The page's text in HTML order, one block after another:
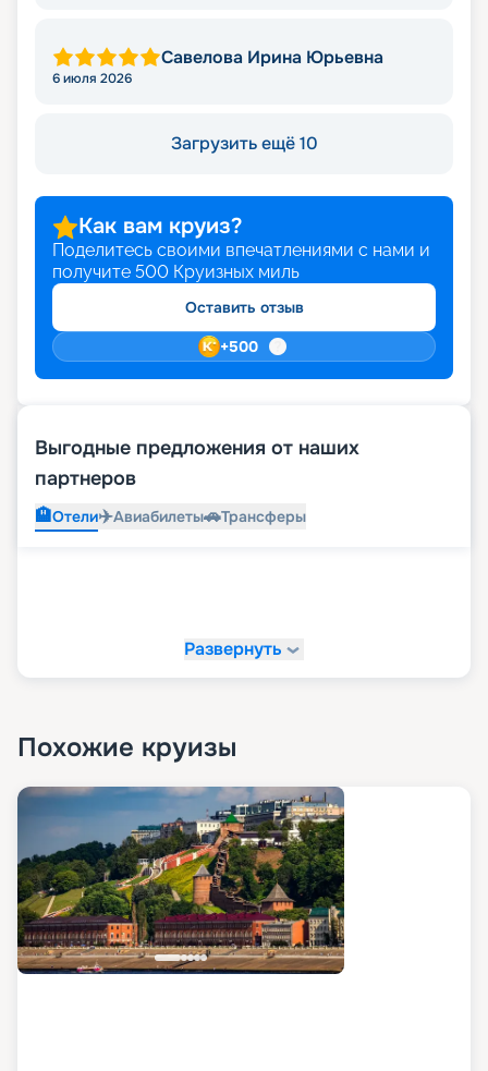
Савелова Ирина Юрьевна
6 июля 2026
Загрузить ещё 10
Как вам круиз?
Поделитесь своими впечатлениями с нами и
получите 500 Круизных миль
Оставить отзыв
+500
Выгодные предложения от наших
партнеров
🏨Отели✈️Авиабилеты🚗Трансферы
Развернуть
Похожие круизы